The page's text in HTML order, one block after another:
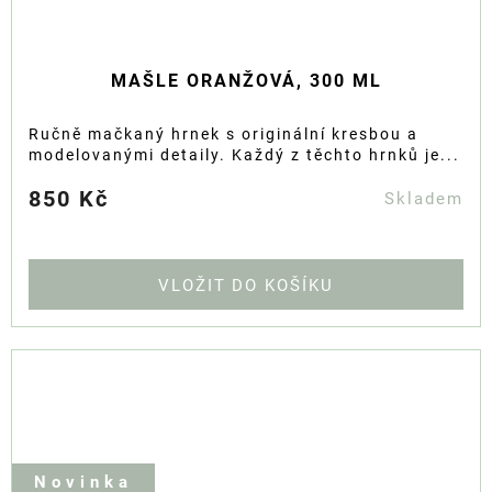
MAŠLE ORANŽOVÁ, 300 ML
850 Kč Skladem
DO KOŠÍKU
Ručně mačkaný hrnek s originální kresbou a
modelovanými detaily. Každý z těchto hrnků je...
Novinka